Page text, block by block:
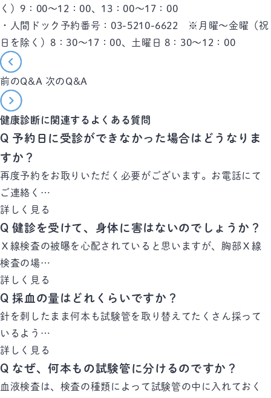
く）9：00～12：00、13：00～17：00
・人間ドック予約番号：03-5210-6622 ※月曜～金曜（祝
日を除く）8：30～17：00、土曜日 8：30～12：00
前のQ&A 次のQ&A
健康診断に関連するよくある質問
Q 予約日に受診ができなかった場合はどうなりま
すか？
再度予約をお取りいただく必要がございます。お電話にて
ご連絡く…
詳しく見る
Q 健診を受けて、身体に害はないのでしょうか？
Ｘ線検査の被曝を心配されていると思いますが、胸部Ｘ線
検査の場…
詳しく見る
Q 採血の量はどれくらいですか？
針を刺したまま何本も試験管を取り替えてたくさん採って
いるよう…
詳しく見る
Q なぜ、何本もの試験管に分けるのですか？
血液検査は、検査の種類によって試験管の中に入れておく